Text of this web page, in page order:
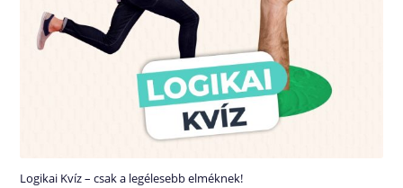
Logikai Kvíz – csak a legélesebb elméknek!